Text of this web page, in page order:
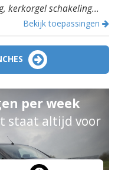
kerkorgel schakeling...
Bekijk toepassingen
per week
staat altijd voor